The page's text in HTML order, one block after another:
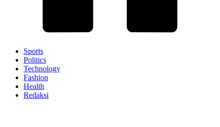
Sports
Politics
Technology
Fashion
Health
Redaksi